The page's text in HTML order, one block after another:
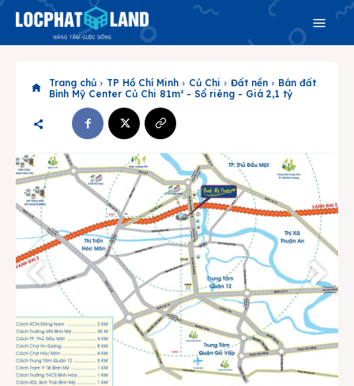
Search
Search
Phiên bản cập nhật V3
& tìm kiếm nhanh chóng hơn
Trang chủ
Dự án
Mua bán
Cho thuê
Trang chủ TP Hồ Chí Minh Củ Chi Đất nền
Bán đất
Bình Mỹ Center Củ Chi 81m² - Sổ riêng - Giá 2,1 tỷ